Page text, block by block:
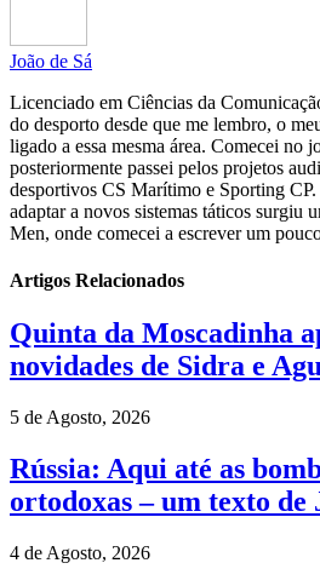
João de Sá
Licenciado em Ciências da
do desporto desde que me lembro, o
ligado a essa mesma área. Comecei no
posteriormente passei pelos projetos
desportivos CS Marítimo e Sporting CP.
adaptar a novos sistemas táticos surgiu
Men, onde comecei a escrever um
Artigos Relacionados
Quinta da Moscadinha
novidades de Sidra e
5 de Agosto, 2026
Rússia: Aqui até as
ortodoxas – um texto de
4 de Agosto, 2026